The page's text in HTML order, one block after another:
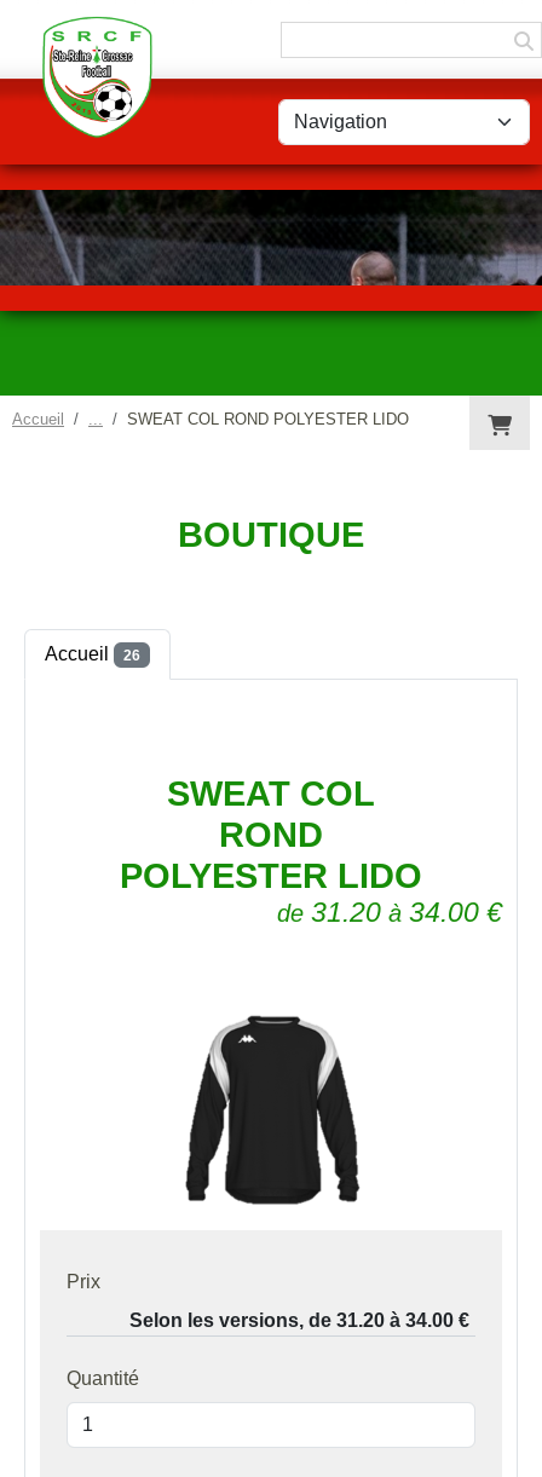
Accueil SWEAT COL ROND POLYESTER LIDO
BOUTIQUE
Accueil 26
SWEAT COL
ROND
POLYESTER LIDO
de 31.20 à 34.00 €
Prix
Quantité
Panneau de gestion des cookies